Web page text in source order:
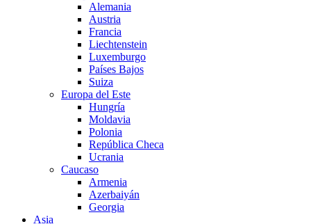
Alemania
Austria
Francia
Liechtenstein
Luxemburgo
Países Bajos
Suiza
Europa del Este
Hungría
Moldavia
Polonia
República Checa
Ucrania
Caucaso
Armenia
Azerbaiyán
Georgia
Asia